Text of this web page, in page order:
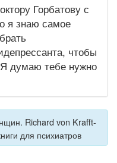
Горбатову с
я знаю самое
чтобы
думаю тебе нужно
Richard von Krafft-
для психиатров